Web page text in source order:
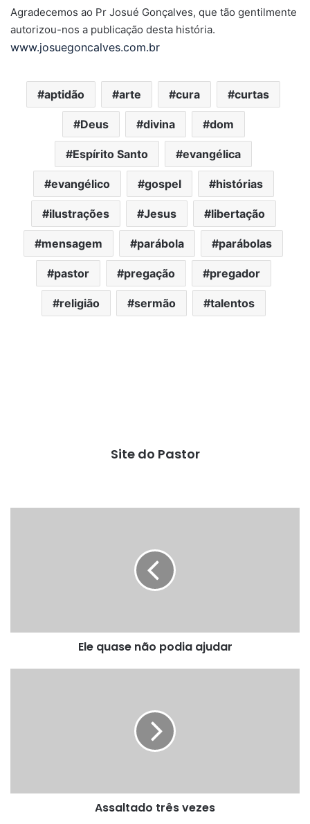
Agradecemos ao Pr Josué Gonçalves, que tão gentilmente
autorizou-nos a publicação desta história.
www.josuegoncalves.com.br
aptidão arte cura curtas
Deus divina dom
Espírito Santo evangélica
evangélico gospel histórias
ilustrações Jesus libertação
mensagem parábola parábolas
pastor pregação pregador
religião sermão talentos
Site do Pastor
Ele quase não podia ajudar
Assaltado três vezes